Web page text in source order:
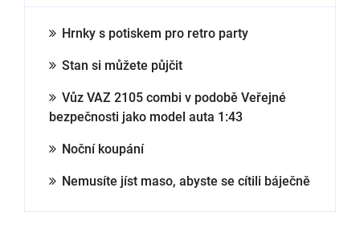
Hrnky s potiskem pro retro party
Stan si můžete půjčit
Vůz VAZ 2105 combi v podobě Veřejné
bezpečnosti jako model auta 1:43
Noční koupání
Nemusíte jíst maso, abyste se cítili báječně